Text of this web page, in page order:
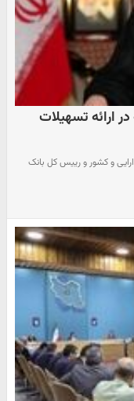
ارائه تسهیلات
و کشور و رییس کل بانک